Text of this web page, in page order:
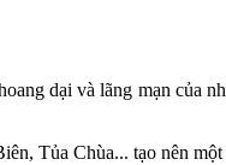
dại và lãng mạn của
Tủa Chùa... tạo nên